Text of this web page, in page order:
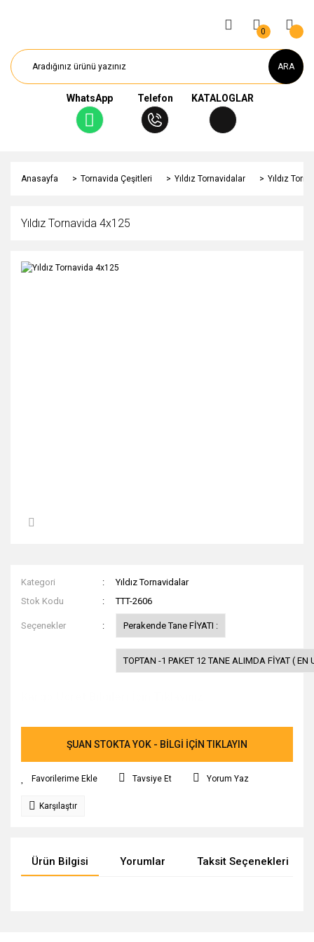
ARA
WhatsApp Telefon KATALOGLAR
0
Anasayfa Tornavida Çeşitleri Yıldız Tornavidalar Yıldız
Yıldız Tornavida 4x125
Kategori
Yıldız Tornavidalar
Stok Kodu
TTT-2606
Seçenekler Perakende Tane FİYATI :
TOPTAN -1 PAKET 12 TANE ALIMDA FİYAT ( EN
ŞUAN STOKTA YOK - BİLGİ İÇİN TIKLAYIN
Tavsiye Et Yorum Yaz
Karşılaştır
Ürün Bilgisi Yorumlar Taksit Seçenekleri